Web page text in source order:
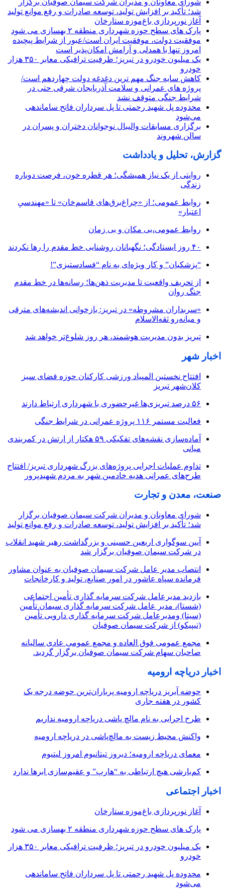
شد؛ تأکید بر افزایش تولید، توسعه صادرات و رفع موانع تولید
آغاز نورپردازی باغ‌موزه ستارخان
پارک های سطح حوزه شهرداری منطقه ۲ بهسازی می شود
موفقیت دولت، موفقیت ایران است/عبور از شرایط پیچیده
امروز تنها با همدلی و آرامش امکان‌پذیر است
یک میلیون خودرو در تبریز؛ ظرفیت ترافیکی معابر ۳۵۰ هزار
خودرو
کاهش سایه جنگ مهم ‌ترین دغدغه دولت چهاردهم است/
پروژه ‌های عمرانی و سلامت آذربایجان شرقی حتی در
شرایط جنگی متوقف نشد
محدوده پل شهید رحمتی تا پل سرداران فاتح ساماندهی
می‌شود
برگزاری مسابقات والیبال نوجوانان دختران و پسران در
سالن شهروند
گزارش، تحلیل و یادداشت
روایتی از یک نیاز همیشگی؛ هر قطره خون، فرصت دوباره
زندگی
روابط عمومی؛ از «چراغ‌برق‌های قاسم‌خان» تا «مهندسیِ
اعتبار»
روابط عمومی،بی مکان و بی زمان
۴۰ روز ایستادگی؛ نگهبانان روشنایی خط مقدم را رها نکردند
“پزشکیان” و کار ویژه‌ای به نام “فسادستیزی”!
از تحریف واقعیت تا مدیریت ذهن‌ها؛ رسانه‌ها در خط مقدم
جنگ روان
«سربداران مشروطه» در تبریز: بازخوانی اندیشه‌های مترقی
و میانه‌رو ثقه‌الاسلام
تبریز بدون مدیریت هوشمند، هر روز شلوغ‌تر خواهد شد
اخبار شهر
افتتاح نخستین المپیاد ورزشی کارکنان حوزه فضای سبز
کلان‌شهر تبریز
۵۶ درصد تبریزی‌ها غیرحضوری با شهرداری ارتباط دارند
فعالیت مستمر ۱۱۶ پروژه عمرانی در شرایط جنگی
آماده‌سازی نقشه‌های تفکیکی ۵۹ هکتار از ارتش در کمربندی
میانی
تداوم عملیات اجرایی پروژه‌های بزرگ شهرداری تبریز/ افتتاح
طرح‌های عمرانی هدیه خادمین شهر به مردم شهیدپرور
صنعت، معدن و تجارت
شورای معاونان و مدیران شرکت سیمان صوفیان برگزار
شد؛ تأکید بر افزایش تولید، توسعه صادرات و رفع موانع تولید
آیین سوگواری اربعین حسینی و بزرگداشت رهبر شهید انقلاب
در شرکت سیمان صوفیان برگزار شد
انتصاب مدیر عامل شرکت سیمان صوفیان به عنوان مشاور
فرمانده سپاه عاشور در امور صنایع، تولید و کارخانجات
بازدید مدیرعامل شرکت سرمایه گذاری تأمین اجتماعی
(شستا)، مدیر عامل شرکت سرمایه گذاری سیمان تأمین
(سیتا) ومدیرعامل شرکت سرمایه گذاری دارویی تأمین
(تیپیکو) از شرکت سیمان صوفیان
مجمع عمومی فوق العاده و مجمع عمومی عادی سالیانه
صاحبان سهام شرکت سیمان صوفیان برگزار گردید.
اخبار دریاچه ارومیه
حوضه آبریز دریاچه ارومیه پرباران‌ترین حوضه‌ درجه یک
کشور در هفته جاری
طرح اجرایی به نام مالچ پاشی دریاچه ارومیه نداریم
واکنش محیط زیست به مالچ‌پاشی در دریاچه ارومیه
معمای دریاچه ارومیه؛ دیروز تیتانیوم امروز لیتیوم
کم‌بارشی هیچ ارتباطی به “هارپ” و عقیم‌سازی ابرها ندارد
اخبار اجتماعی
آغاز نورپردازی باغ‌موزه ستارخان
پارک های سطح حوزه شهرداری منطقه ۲ بهسازی می شود
یک میلیون خودرو در تبریز؛ ظرفیت ترافیکی معابر ۳۵۰ هزار
خودرو
محدوده پل شهید رحمتی تا پل سرداران فاتح ساماندهی
می‌شود